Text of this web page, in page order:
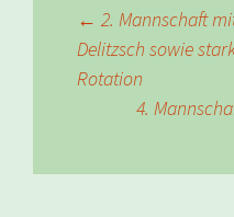
← 2. Mannschaft
Delitzsch sowie
Rotation
4.